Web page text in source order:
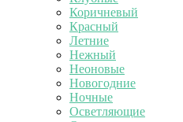
Коричневый
Красный
Летние
Нежный
Неоновые
Новогодние
Ночные
Осветляющие